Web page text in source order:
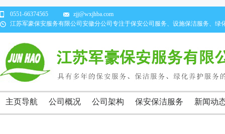
0551-66374565
zjj@wxjhba.com
江苏军豪保安服务有限公司安徽分公司专注于保安公司服务、设施保洁服务、绿
主页导航 公司概况 公司架构 保安保洁服务 新闻动